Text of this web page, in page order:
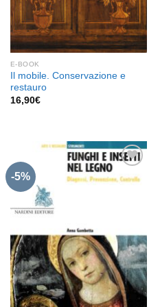
E-BOOK
Il mobile. Conservazione e
restauro
16,90€
-5%